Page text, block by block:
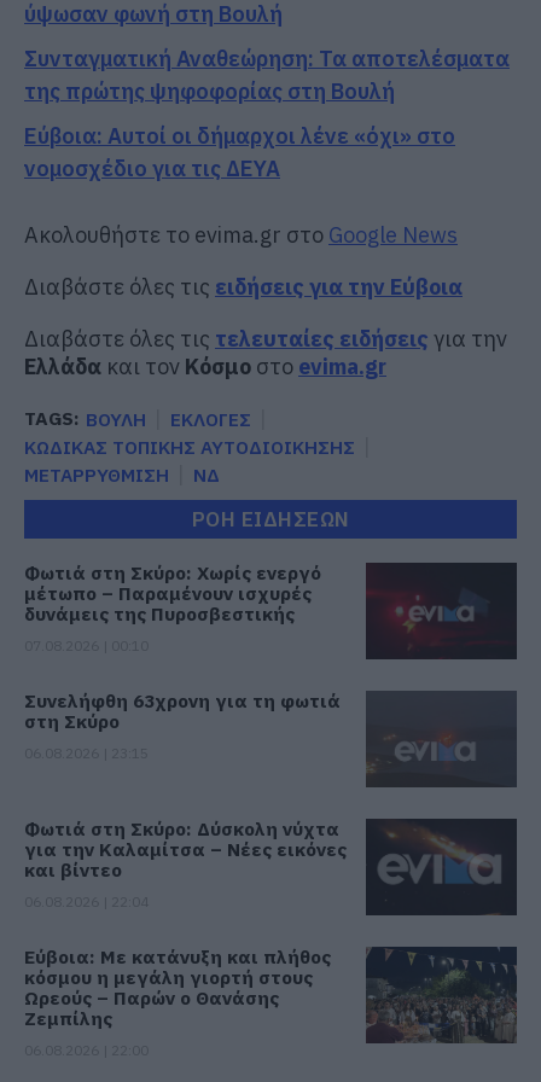
ύψωσαν φωνή στη Βουλή
Συνταγματική Αναθεώρηση: Τα αποτελέσματα
της πρώτης ψηφοφορίας στη Βουλή
Εύβοια: Αυτοί οι δήμαρχοι λένε «όχι» στο
νομοσχέδιο για τις ΔΕΥΑ
Ακολουθήστε το evima.gr στο Google News
Διαβάστε όλες τις ειδήσεις για την Εύβοια
Διαβάστε όλες τις τελευταίες ειδήσεις για την
Ελλάδα και τον Κόσμο στο evima.gr
TAGS: ΒΟΥΛΗ
ΕΚΛΟΓΕΣ
ΚΩΔΙΚΑΣ ΤΟΠΙΚΗΣ ΑΥΤΟΔΙΟΙΚΗΣΗΣ
ΜΕΤΑΡΡΥΘΜΙΣΗ
ΝΔ
ΡΟΗ ΕΙΔΗΣΕΩΝ
Φωτιά στη Σκύρο: Χωρίς ενεργό
μέτωπο – Παραμένουν ισχυρές
δυνάμεις της Πυροσβεστικής
Συνελήφθη 63χρονη για τη φωτιά
στη Σκύρο
Φωτιά στη Σκύρο: Δύσκολη νύχτα
για την Καλαμίτσα – Νέες εικόνες
και βίντεο
Εύβοια: Με κατάνυξη και πλήθος
κόσμου η μεγάλη γιορτή στους
Ωρεούς – Παρών ο Θανάσης
Ζεμπίλης